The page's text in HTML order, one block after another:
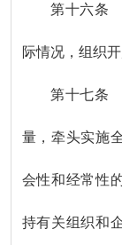
第十六条
际情况，组织
第十七条
量，牵头实施
会性和经常性
持有关组织和